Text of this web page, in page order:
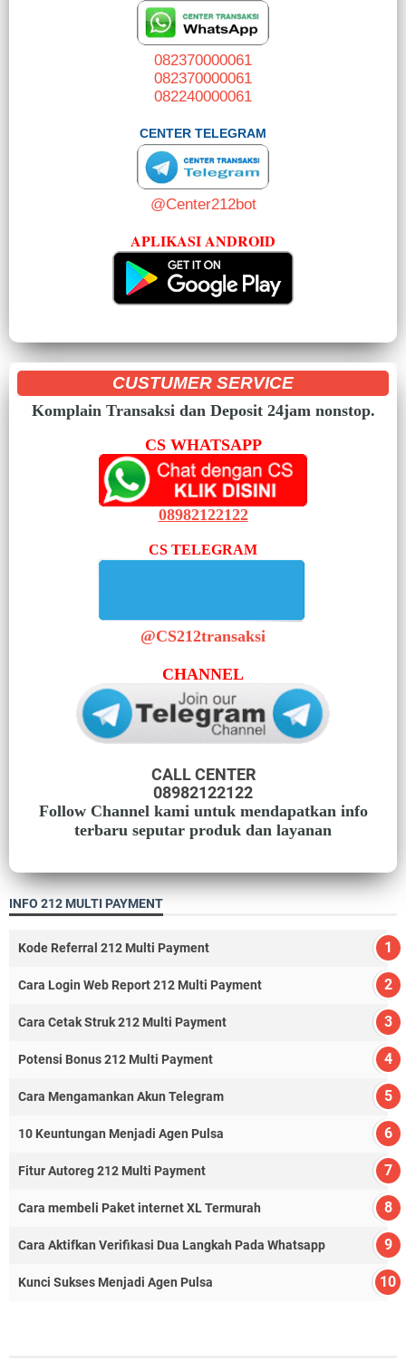
082370000061
082370000061
082240000061
CENTER TELEGRAM
@Center212bot
APLIKASI ANDROID
CUSTUMER SERVICE
Komplain Transaksi dan Deposit 24jam nonstop.
CS WHATSAPP
08982122122
CS TELEGRAM
@CS212transaksi
CHANNEL
CALL CENTER
08982122122
Follow Channel kami untuk mendapatkan info
terbaru seputar produk dan layanan
INFO 212 MULTI PAYMENT
Kode Referral 212 Multi Payment
Cara Login Web Report 212 Multi Payment
Cara Cetak Struk 212 Multi Payment
Potensi Bonus 212 Multi Payment
Cara Mengamankan Akun Telegram
10 Keuntungan Menjadi Agen Pulsa
Fitur Autoreg 212 Multi Payment
Cara membeli Paket internet XL Termurah
Cara Aktifkan Verifikasi Dua Langkah Pada Whatsapp
Kunci Sukses Menjadi Agen Pulsa